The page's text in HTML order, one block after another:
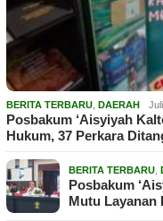
BERITA TERBARU DAERAH
Posbakum ‘Aisyiyah
Hukum, 37 Perkara
BERITA TERBARU
Posbakum
Mutu Layanan